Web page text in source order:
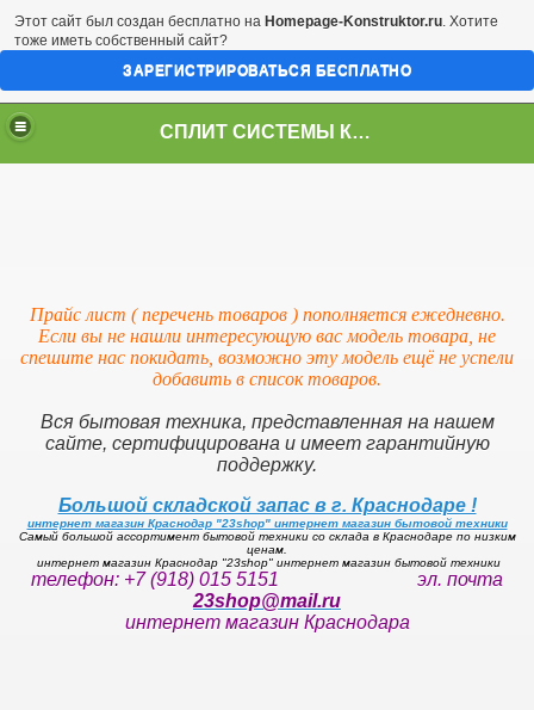
СПЛИТ СИСТЕМЫ КРАСНОДАР
Прайс лист ( перечень товаров ) пополняется ежедневно.
Если вы не нашли интересующую вас модель товара, не
спешите нас покидать, возможно эту модель ещё не успели
добавить в список товаров.
Вся бытовая техника, представленная на нашем
сайте, сертифицирована и имеет гарантийную
поддержку.
Большой складской запас в г. Краснодаре !
интернет магазин Краснодар "23shop" интернет магазин бытовой техники
Самый большой ассортимент бытовой техники со склада в Краснодаре по низким
ценам.
интернет магазин Краснодар "23shop" интернет магазин бытовой техники
телефон: +7 (918) 015 5151 эл. почта
23shop@mail.ru
интернет магазин Краснодара
Этот сайт был создан бесплатно на Homepage-Konstruktor.ru. Хотите
тоже иметь собственный сайт?
ЗАРЕГИСТРИРОВАТЬСЯ БЕСПЛАТНО